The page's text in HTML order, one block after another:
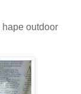
outdoor